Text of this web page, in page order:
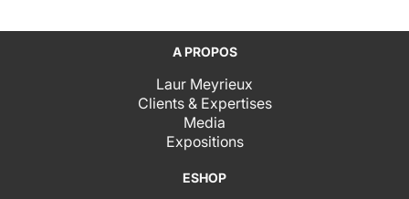
A PROPOS
Laur Meyrieux
Clients & Expertises
Media
Expositions
ESHOP